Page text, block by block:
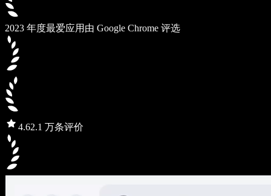
2023 年度最爱应用 由 Google Chrome 评选
4.62.1 万条评价